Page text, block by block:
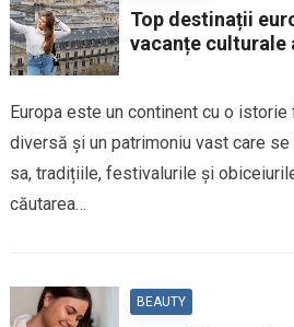
Top destinații
vacanțe culturale
Europa este un continent cu o istorie
diversă și un patrimoniu vast care
sa, tradițiile, festivalurile și
căutarea…
BEAUTY